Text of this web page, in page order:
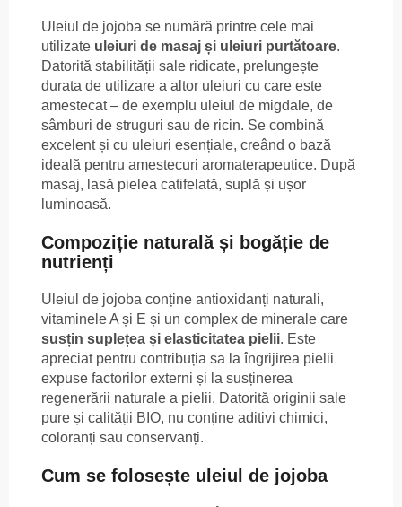
Uleiul de jojoba se numără printre cele mai
utilizate uleiuri de masaj și uleiuri purtătoare.
Datorită stabilității sale ridicate, prelungește
durata de utilizare a altor uleiuri cu care este
amestecat – de exemplu uleiul de migdale, de
sâmburi de struguri sau de ricin. Se combină
excelent și cu uleiuri esențiale, creând o bază
ideală pentru amestecuri aromaterapeutice. După
masaj, lasă pielea catifelată, suplă și ușor
luminoasă.
Compoziție naturală și bogăție de
nutrienți
Uleiul de jojoba conține antioxidanți naturali,
vitaminele A și E și un complex de minerale care
susțin suplețea și elasticitatea pielii. Este
apreciat pentru contribuția sa la îngrijirea pielii
expuse factorilor externi și la susținerea
regenerării naturale a pielii. Datorită originii sale
pure și calității BIO, nu conține aditivi chimici,
coloranți sau conservanți.
Cum se folosește uleiul de jojoba